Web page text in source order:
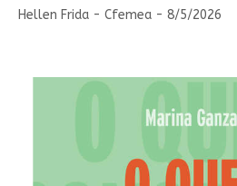
Hellen Frida - Cfemea - 8/5/2026